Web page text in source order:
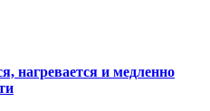
нагревается и медленно